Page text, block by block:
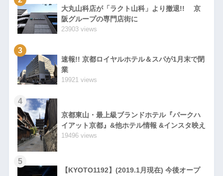
大丸山科店が「ラクト山科」より撤退!! 京
阪グループの専門店街に
23903 views
3
速報!! 京都ロイヤルホテル＆スパが1月末で閉
業
19921 views
4
京都東山・最上級ブランドホテル『パークハ
イアット京都』&他ホテル情報 &インスタ映え
19496 views
5
【KYOTO1192】(2019.1月現在) 今後オープ